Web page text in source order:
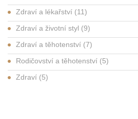
Zdraví a lékařství (11)
Zdraví a životní styl (9)
Zdraví a těhotenství (7)
Rodičovství a těhotenství (5)
Zdraví (5)